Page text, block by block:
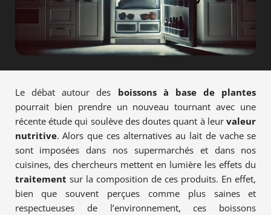
Le débat autour des boissons à base de plantes
pourrait bien prendre un nouveau tournant avec une
récente étude qui soulève des doutes quant à leurvaleur
nutritive. Alors que ces alternatives au lait de vache se
sont imposées dans nos supermarchés et dans nos
cuisines, des chercheurs mettent en lumière les effets du
traitement sur la composition de ces produits. En effet,
bien que souvent perçues comme plus saines et
respectueuses de l’environnement, ces boissons